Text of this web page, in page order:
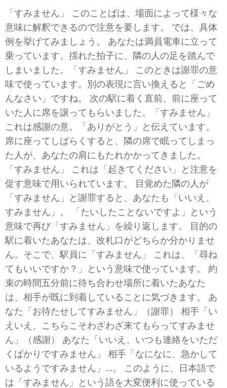
「すみません」 このことばは、場面によって様々な
意味に解釈できるので注意を要します。 では、具体
例を挙げてみましょう。 あなたは満員電車に立って
乗っています。揺れた拍子に、隣の人の足を踏んで
しまいました。「すみません」 このときは謝罪の意
味で使っています。別の表現に言い換えると「ごめ
んなさい」ですね。 次の駅に着く直前、前に座って
いた人に席を譲ってもらいました。「すみません」
これは感謝の意。「ありがとう」と伝えています。
席に座ってしばらくすると、隣の席で眠ってしまっ
た人が、あなたの肩にもたれかかってきました。
「すみません」 これは「起きてください」と注意を
促す意味で用いられています。 目覚めた隣の人が
「すみません」と謝罪すると、あなたも「いいえ、
すみません」。 「たいしたことないですよ」という
意味で再び「すみません」を繰り返します。 目的の
駅に着いたあなたは、改札口がどちらか分かりませ
ん。そこで、駅員に「すみません」 これは、「尋ね
てもいいですか？」という意味で使っています。 約
束の時間五分前に待ち合わせ場所に着いたあなた
は、相手が既に到着していることに気づきます。 あ
なた「お待たせしてすみません」（謝罪） 相手「い
えいえ、こちらこそわざわざ来てもらってすみませ
ん」（感謝） あなた「いいえ、いつも連絡をいただ
くばかりですみません」 相手「なになに、急かして
いるようですみません」…。 このように、日本語で
は「すみません」という語を大変便利に使っている